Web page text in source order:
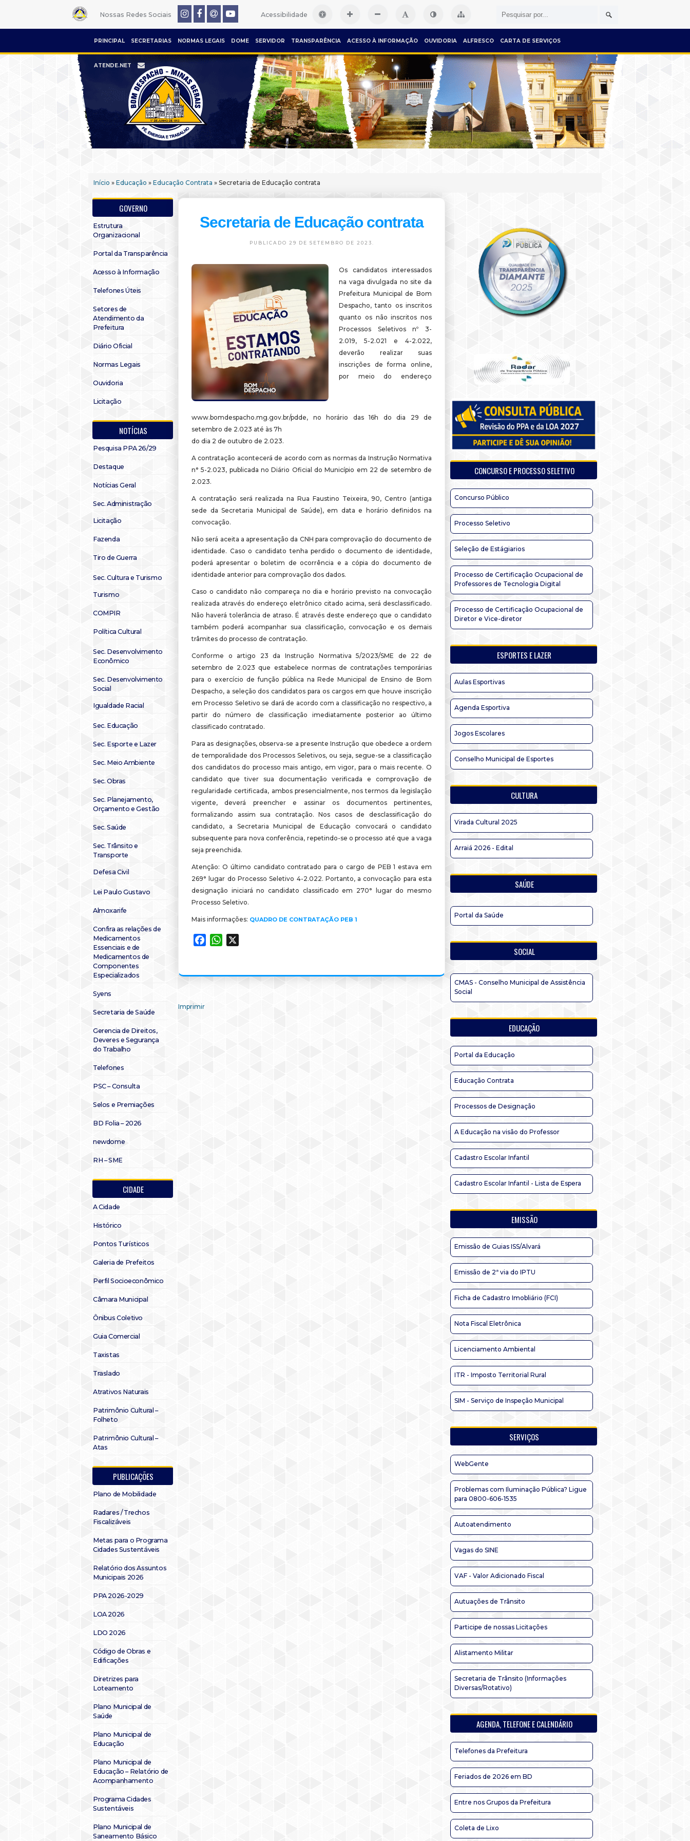
Nossas Redes Sociais Acessibilidade
PRINCIPAL SECRETARIAS NORMAS LEGAIS DOME SERVIDOR TRANSPARÊNCIA ACESSO À INFORMAÇÃO OUVIDORIA ALFRESCO CARTA DE SERVIÇOS
ATENDE.NET
Início » Educação » Educação Contrata » Secretaria de Educação contrata
GOVERNO
Estrutura
Organizacional
Portal da Transparência
Acesso à Informação
Telefones Úteis
Setores de
Atendimento da
Prefeitura
Diário Oficial
Normas Legais
Ouvidoria
Licitação
NOTÍCIAS
Pesquisa PPA 26/29
Destaque
Notícias Geral
Sec. Administração
Licitação
Fazenda
Tiro de Guerra
Sec. Cultura e Turismo
Turismo
COMPIR
Política Cultural
Sec. Desenvolvimento
Econômico
Sec. Desenvolvimento
Social
Igualdade Racial
Sec. Educação
Sec. Esporte e Lazer
Sec. Meio Ambiente
Sec. Obras
Sec. Planejamento,
Orçamento e Gestão
Sec. Saúde
Sec. Trânsito e
Transporte
Defesa Civil
Lei Paulo Gustavo
Almoxarife
Confira as relações de
Medicamentos
Essenciais e de
Medicamentos de
Componentes
Especializados
Syens
Secretaria de Saúde
Gerencia de Direitos,
Deveres e Segurança
do Trabalho
Telefones
PSC – Consulta
Selos e Premiações
BD Folia – 2026
newdome
RH – SME
CIDADE
A Cidade
Histórico
Pontos Turísticos
Galeria de Prefeitos
Perfil Socioeconômico
Câmara Municipal
Ônibus Coletivo
Guia Comercial
Taxistas
Traslado
Atrativos Naturais
Patrimônio Cultural –
Folheto
Patrimônio Cultural –
Atas
PUBLICAÇÕES
Plano de Mobilidade
Radares / Trechos
Fiscalizáveis
Metas para o Programa
Cidades Sustentáveis
Relatório dos Assuntos
Municipais 2026
PPA 2026-2029
LOA 2026
LDO 2026
Código de Obras e
Edificações
Diretrizes para
Loteamento
Plano Municipal de
Saúde
Plano Municipal de
Educação
Plano Municipal de
Educação – Relatório de
Acompanhamento
Programa Cidades
Sustentáveis
Plano Municipal de
Saneamento Básico
Secretaria de Educação contrata
PUBLICADO 29 DE SETEMBRO DE 2023.
Os candidatos interessados
na vaga divulgada no site da
Prefeitura Municipal de Bom
Despacho, tanto os inscritos
quanto os não inscritos nos
Processos Seletivos nº 3-
2.019, 5-2.021 e 4-2.022,
deverão realizar suas
inscrições de forma online,
por meio do endereço
www.bomdespacho.mg.gov.br/pdde, no horário das 16h do dia 29 de
setembro de 2.023 até às 7h
do dia 2 de outubro de 2.023.
A contratação acontecerá de acordo com as normas da Instrução Normativa
n° 5-2.023, publicada no Diário Oficial do Município em 22 de setembro de
2.023.
A contratação será realizada na Rua Faustino Teixeira, 90, Centro (antiga
sede da Secretaria Municipal de Saúde), em data e horário definidos na
convocação.
Não será aceita a apresentação da CNH para comprovação do documento de
identidade. Caso o candidato tenha perdido o documento de identidade,
poderá apresentar o boletim de ocorrência e a cópia do documento de
identidade anterior para comprovação dos dados.
Caso o candidato não compareça no dia e horário previsto na convocação
realizada através do endereço eletrônico citado acima, será desclassificado.
Não haverá tolerância de atraso. É através deste endereço que o candidato
também poderá acompanhar sua classificação, convocação e os demais
trâmites do processo de contratação.
Conforme o artigo 23 da Instrução Normativa 5/2023/SME de 22 de
setembro de 2.023 que estabelece normas de contratações temporárias
para o exercício de função pública na Rede Municipal de Ensino de Bom
Despacho, a seleção dos candidatos para os cargos em que houve inscrição
em Processo Seletivo se dará de acordo com a classificação no respectivo, a
partir do número de classificação imediatamente posterior ao último
classificado contratado.
Para as designações, observa-se a presente Instrução que obedece a ordem
de temporalidade dos Processos Seletivos, ou seja, segue-se a classificação
dos candidatos do processo mais antigo, em vigor, para o mais recente. O
candidato que tiver sua documentação verificada e comprovação de
regularidade certificada, ambos presencialmente, nos termos da legislação
vigente, deverá preencher e assinar os documentos pertinentes,
formalizando assim sua contratação. Nos casos de desclassificação do
candidato, a Secretaria Municipal de Educação convocará o candidato
subsequente para nova conferência, repetindo-se o processo até que a vaga
seja preenchida.
Atenção: O último candidato contratado para o cargo de PEB 1 estava em
269° lugar do Processo Seletivo 4-2.022. Portanto, a convocação para esta
designação iniciará no candidato classificado em 270° lugar do mesmo
Processo Seletivo.
Mais informações: QUADRO DE CONTRATAÇÃO PEB 1
FacebookWhatsApp
Imprimir
CONCURSO E PROCESSO SELETIVO
Concurso Público
Processo Seletivo
Seleção de Estágiarios
Processo de Certificação Ocupacional de
Professores de Tecnologia Digital
Processo de Certificação Ocupacional de
Diretor e Vice-diretor
ESPORTES E LAZER
Aulas Esportivas
Agenda Esportiva
Jogos Escolares
Conselho Municipal de Esportes
CULTURA
Virada Cultural 2025
Arraiá 2026 - Edital
SAÚDE
Portal da Saúde
SOCIAL
CMAS - Conselho Municipal de Assistência
Social
EDUCAÇÃO
Portal da Educação
Educação Contrata
Processos de Designação
A Educação na visão do Professor
Cadastro Escolar Infantil
Cadastro Escolar Infantil - Lista de Espera
EMISSÃO
Emissão de Guias ISS/Alvará
Emissão de 2ª via do IPTU
Ficha de Cadastro Imobliário (FCI)
Nota Fiscal Eletrônica
Licenciamento Ambiental
ITR - Imposto Territorial Rural
SIM - Serviço de Inspeção Municipal
SERVIÇOS
WebGente
Problemas com Iluminação Pública? Ligue
para 0800-606-1535
Autoatendimento
Vagas do SINE
VAF - Valor Adicionado Fiscal
Autuações de Trânsito
Participe de nossas Licitações
Alistamento Militar
Secretaria de Trânsito (Informações
Diversas/Rotativo)
AGENDA, TELEFONE E CALENDÁRIO
Telefones da Prefeitura
Feriados de 2026 em BD
Entre nos Grupos da Prefeitura
Coleta de Lixo